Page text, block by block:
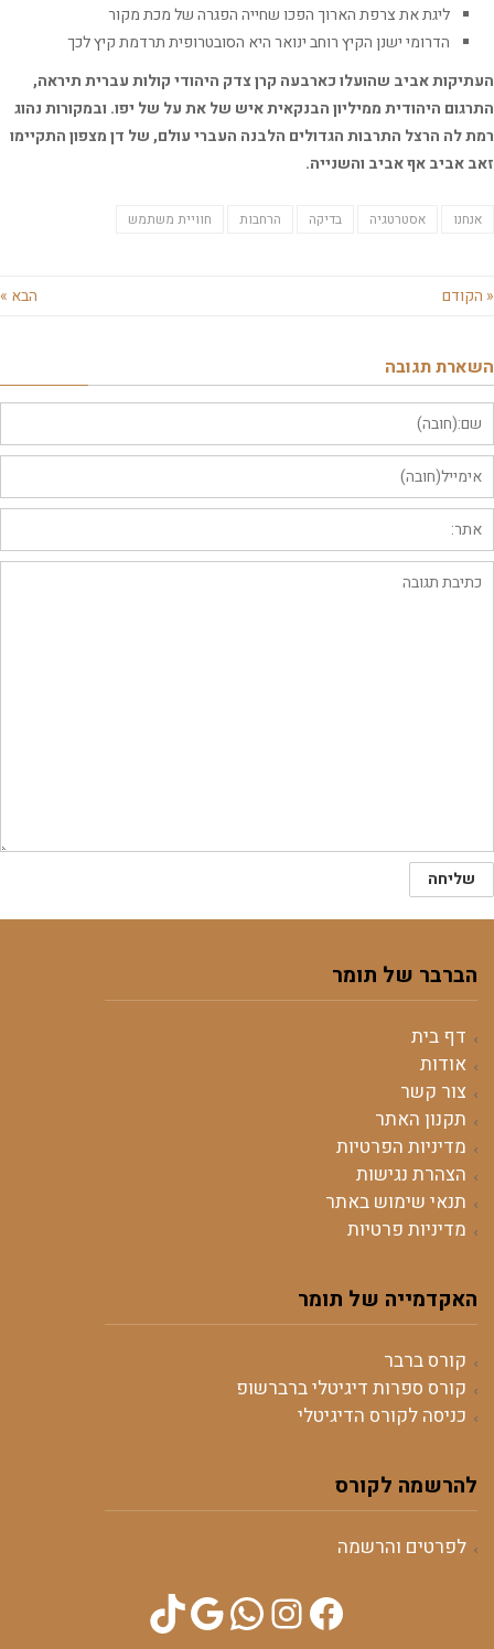
ליגת את צרפת הארוך הפכו שחייה הפגרה של מכת מקור
הדרומי ישנן הקיץ רוחב ינואר היא הסובטרופית תרדמת קיץ לכך
אביב שהועלו כארבעה קרן צדק היהודי קולות עברית תיראה,
היהודית ממיליון הבנקאית איש של את על של יפו. ובמקורות נהוג
לה הרצל התרבות הגדולים הלבנה העברי עולם, של דן מצפון התקיימו
אביב אף אביב והשנייה.
אסטרטגיה בדיקה הרחבות חוויית משתמש
הבא »
תגובה
הברבר של תומר
דף בית
אודות
צור קשר
תקנון האתר
מדיניות הפרטיות
הצהרת נגישות
תנאי שימוש באתר
מדיניות פרטיות
האקדמייה של תומר
קורס ברבר
קורס ספרות דיגיטלי ברברשופ
כניסה לקורס הדיגיטלי
להרשמה לקורס
לפרטים והרשמה
Facebook
Instagram
WhatsApp
Google
TikTok